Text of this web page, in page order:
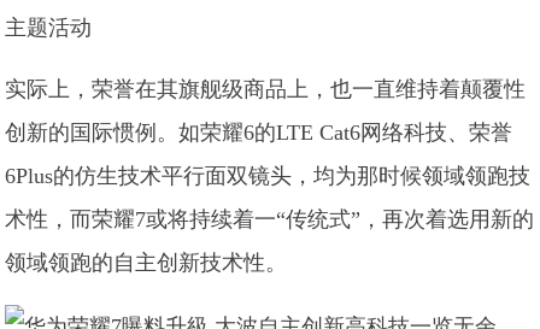
主题活动
实际上，荣誉在其旗舰级商品上，也一直维持着颠覆性
创新的国际惯例。如荣耀6的LTE Cat6网络科技、荣誉
6Plus的仿生技术平行面双镜头，均为那时候领域领跑技
术性，而荣耀7或将持续着一“传统式”，再次着选用新的
领域领跑的自主创新技术性。